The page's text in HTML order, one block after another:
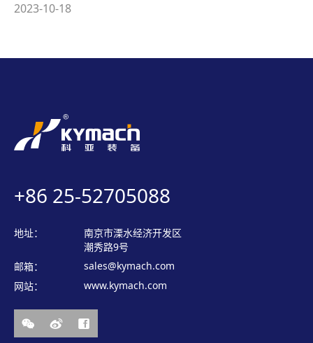
2023-10-18
+86 25-52705088
地址：
南京市溧水经济开发区
潮秀路9号
邮箱：
sales@kymach.com
网站：
www.kymach.com